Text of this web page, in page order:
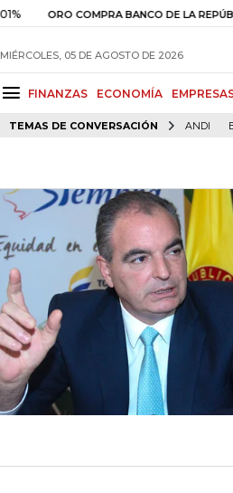
ORO COMPRA BANCO DE LA REPÚBLICA
MIÉRCOLES, 05 DE AGOSTO DE 2026
FINANZAS ECONOMÍA
TEMAS DE CONVERSACIÓN ANDI